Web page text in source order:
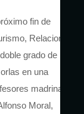
fin de
Relaciones
grado de
en una
madrinas y
Moral,